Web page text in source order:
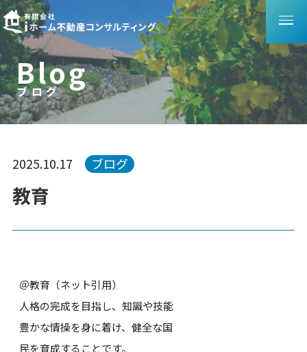
Blog
ブログ
ブログ
教育
2025.10.17 ブログ
＠教育（ネット引用）
人格の完成を目指し、知識や技能
豊かな情操を身に着け、健全な国
民を育成することです。